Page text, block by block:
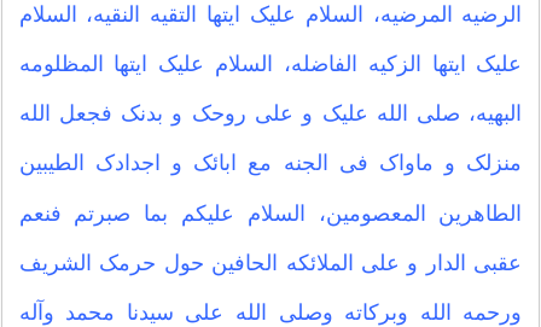
الرضیه المرضیه، السلام علیک ایتها التقیه النقیه، السلام
علیک ایتها الزکیه الفاضله، السلام علیک ایتها المظلومه
البهیه، صلی الله علیک و علی روحک و بدنک فجعل الله
منزلک و ماواک فی الجنه مع ابائک و اجدادک الطیبین
الطاهرین المعصومین، السلام علیکم بما صبرتم فنعم
عقبی الدار و علی الملائکه الحافین حول حرمک الشریف
ورحمه الله وبرکاته وصلی الله علی سیدنا محمد وآله